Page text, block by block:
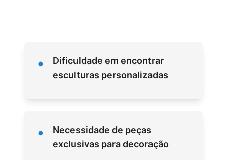
•
Dificuldade em encontrar
esculturas personalizadas
•
Necessidade de peças
exclusivas para decoração